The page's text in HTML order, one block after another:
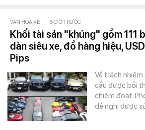
VĂN HÓA XE - 8 GIỜ TRƯỚC
Khối tài sản "khủng" gồm 111
dàn siêu xe, đồ hàng hiệu,
Pips
Về trách nhiệm
cầu được bồi
chiếm đoạt.
đề nghị được